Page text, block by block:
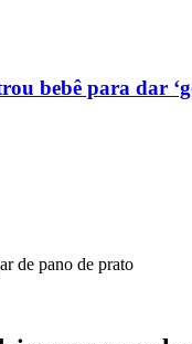
bebê para dar
de pano de prato